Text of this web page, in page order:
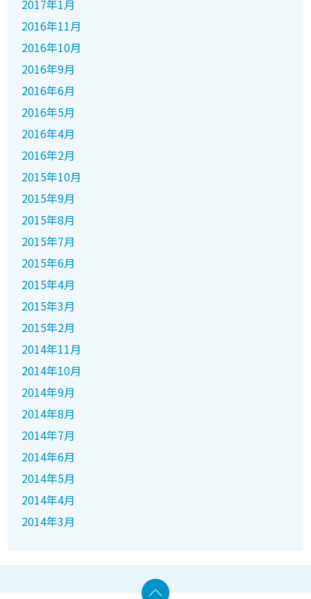
2017年1月
2016年11月
2016年10月
2016年9月
2016年6月
2016年5月
2016年4月
2016年2月
2015年10月
2015年9月
2015年8月
2015年7月
2015年6月
2015年4月
2015年3月
2015年2月
2014年11月
2014年10月
2014年9月
2014年8月
2014年7月
2014年6月
2014年5月
2014年4月
2014年3月